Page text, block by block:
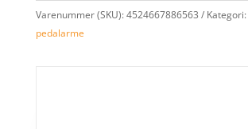
Varenummer (SKU):4524667886563 Kategori:
pedalarme